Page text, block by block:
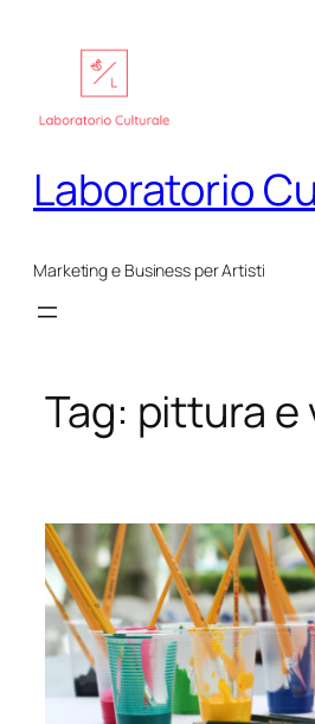
contenuto
Laboratorio
Marketing e Business per Artisti
Tag: pittura e